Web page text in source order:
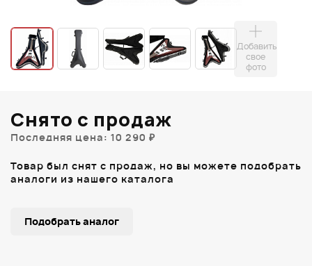
Добавить
свое
фото
Снято с продаж
Последняя цена: 10 290 ₽
Товар был снят с продаж, но вы можете подобрать
аналоги из нашего каталога
Подобрать аналог